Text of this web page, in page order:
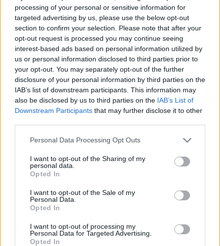
processing of your personal or sensitive information for
targeted advertising by us, please use the below opt-out
section to confirm your selection. Please note that after your
opt-out request is processed you may continue seeing
interest-based ads based on personal information utilized by
us or personal information disclosed to third parties prior to
your opt-out. You may separately opt-out of the further
disclosure of your personal information by third parties on the
IAB’s list of downstream participants. This information may
also be disclosed by us to third parties on the IAB’s List of
Downstream Participants that may further disclose it to other
Personal Data Processing Opt Outs
I want to opt-out of the Sharing of my
personal data.
Opted In
I want to opt-out of the Sale of my
Personal Data.
Opted In
I want to opt-out of processing my
Personal Data for Targeted Advertising.
Opted In
για την υπεράσπιση της τιμής και της υπόληψης
του Δημάρχου σε προσωπικά ζητήματα. Σύμφωνα
με την «Δημιουργική Ενότητα», αυτό αποτελεί
ξεκάθαρο παράδειγμα κατασπατάλησης πόρων,
όχι για έργα, αλλά για τη φίμωση της πολιτικής
κριτικής.
Η παράταξη διαμηνύει ότι, παρά τις πιέσεις και
τους εκφοβισμούς, θα συνεχίσει να ασκεί τον
του Δήμου, υπογραμμίζοντας ότι οι προσπάθειες
εκφοβισμού της θα αποτύχουν.
αναζήτησης